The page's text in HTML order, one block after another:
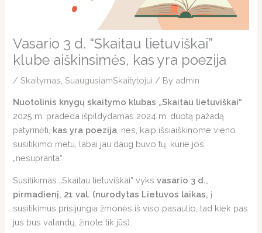
Vasario 3 d. “Skaitau lietuviškai”
klube aiškinsimės, kas yra poezija
/ Skaitymas SuaugusiamSkaitytojui / By admin
Nuotolinis knygų skaitymo klubas „Skaitau lietuviškai“
2025 m. pradeda išpildydamas 2024 m. duotą pažadą
patyrinėti, kas yra poezija , nes, kaip išsiaiškinome vieno
susitikimo metu, labai jau daug buvo tų, kurie jos
„nesupranta“.
Susitikimas „Skaitau lietuviškai“ vyksvasario 3 d.,
pirmadienį, 21 val. (nurodytas Lietuvos laikas, į
susitikimus prisijungia žmonės iš viso pasaulio, tad kiek pas
jus bus valandų, žinote tik jūs).